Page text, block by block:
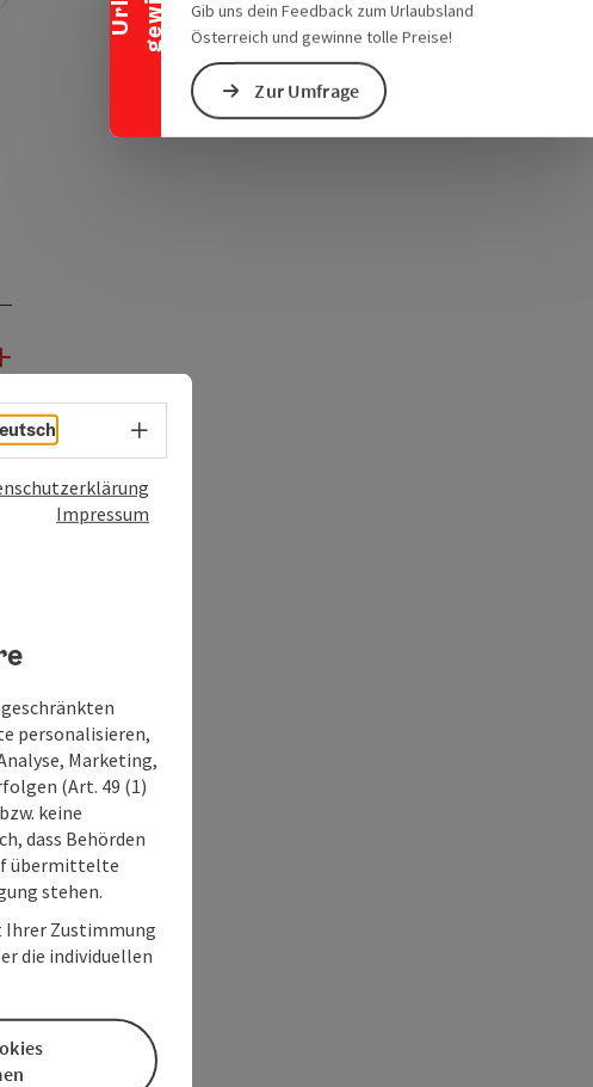
Gib uns dein Feedback zum Urlaubsland
Österreich und gewinne tolle Preise!
Zur Umfrage
Sprachwahl - Menü öffnen
Impressum
personalisieren,
Marketing,
(Art. 49 (1)
keine
dass Behörden
übermittelte
stehen.
Ihrer Zustimmung
die individuellen